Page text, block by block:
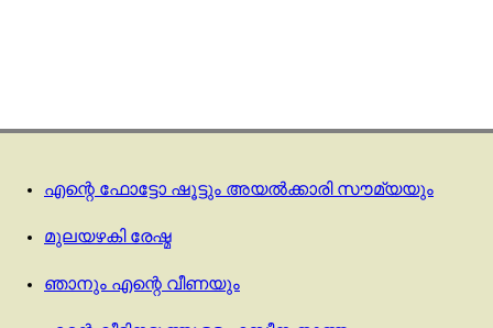
എന്റെ ഫോട്ടോ ഷൂട്ടും അയൽക്കാരി സൗമ്യയും
മുലയഴകി രേഷ്മ
ഞാനും എന്റെ വീണയും